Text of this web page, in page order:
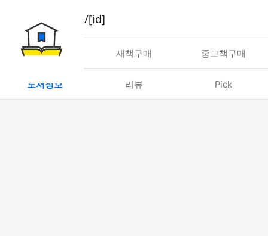
book/rent/[id]
대여 새책구매 중고책구매
도서정보 리뷰 Pick